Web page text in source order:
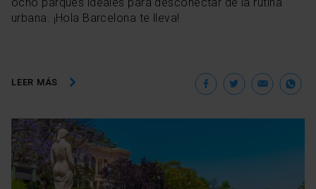
urbana. ¡Hola Barcelona te lleva!
LEER MÁS Facebook
Twitter